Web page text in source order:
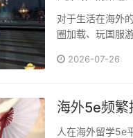
对于生活在海外
圈加载、玩国服
费加速器——Sixfast（六毫秒加速器
2026-07-26
海外5e频繁
人在海外留学5e